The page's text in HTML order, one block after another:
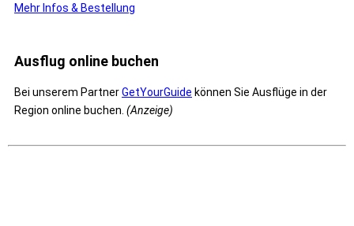
Mehr Infos & Bestellung
Ausflug online buchen
Bei unserem PartnerGetYourGuide können Sie Ausflüge in der
Region online buchen. (Anzeige)